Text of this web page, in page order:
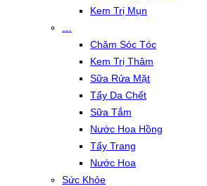
Kem Trị Mụn
Chăm Sóc Tóc
Kem Trị Thâm
Sữa Rửa Mặt
Tẩy Da Chết
Sữa Tắm
Nước Hoa Hồng
Tẩy Trang
Nước Hoa
Sức Khỏe